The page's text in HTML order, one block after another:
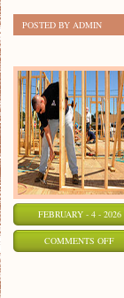
POSTED BY ADMIN
FEBRUARY - 4 - 2026
COMMENTS OFFON